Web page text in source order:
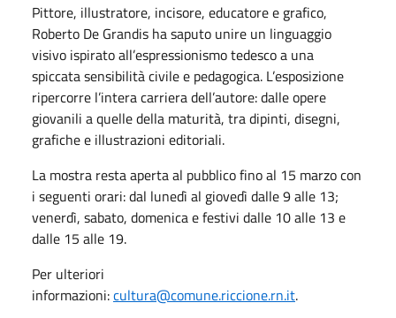
Pittore, illustratore, incisore, educatore e grafico,
Roberto De Grandis ha saputo unire un linguaggio
visivo ispirato all’espressionismo tedesco a una
spiccata sensibilità civile e pedagogica. L’esposizione
ripercorre l’intera carriera dell’autore: dalle opere
giovanili a quelle della maturità, tra dipinti, disegni,
grafiche e illustrazioni editoriali.
La mostra resta aperta al pubblico fino al 15 marzo con
i seguenti orari: dal lunedì al giovedì dalle 9 alle 13;
venerdì, sabato, domenica e festivi dalle 10 alle 13 e
dalle 15 alle 19.
Per ulteriori
informazioni:cultura@comune.riccione.rn.it.